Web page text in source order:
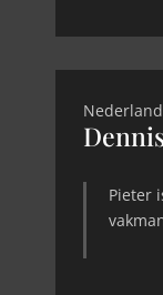
Nederland
Pieter